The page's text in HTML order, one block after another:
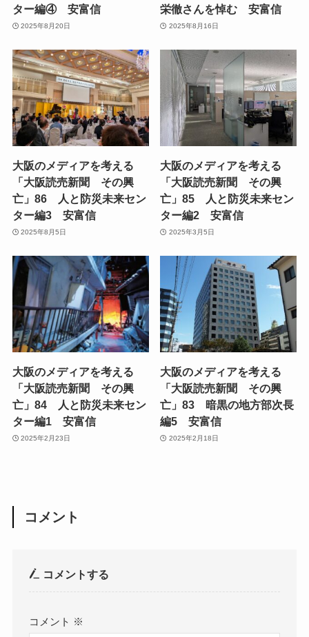
ター編④ 安富信
2025年8月20日
栄徹さんを悼む 安富信
2025年8月16日
大阪のメディアを考える
「大阪読売新聞 その興
亡」86 人と防災未来セン
ター編3 安富信
2025年8月5日
大阪のメディアを考える
「大阪読売新聞 その興
亡」85 人と防災未来セン
ター編2 安富信
2025年3月5日
大阪のメディアを考える
「大阪読売新聞 その興
亡」84 人と防災未来セン
ター編1 安富信
2025年2月23日
大阪のメディアを考える
「大阪読売新聞 その興
亡」83 暗黒の地方部次長
編5 安富信
2025年2月18日
コメント
コメントする
コメント ※